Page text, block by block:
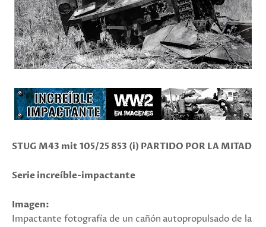
STUG M43 mit 105/25 853 (i) PARTIDO POR LA MITAD
Serie increíble-impactante
Imagen:
Impactante fotografía de un cañón autopropulsado de la ​​